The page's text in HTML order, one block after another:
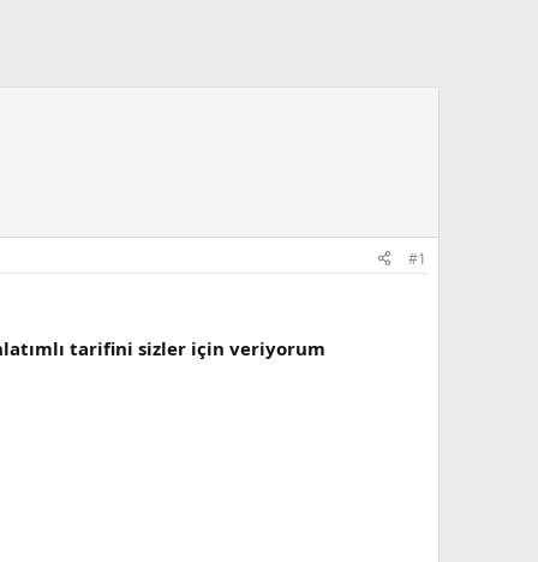
#1
tarifini sizler için veriyorum